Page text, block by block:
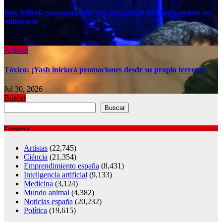
Ben Affleck reacciona ante el gran premio de Quién quiere ser
millonario
Jul 30, 2026
Artistas
Tóxico: ¡Yash iniciará promociones desde su propio terreno!
Jul 30, 2026
Buscar
Buscar
Categorías
Artistas (22,745)
Ciéncia (21,354)
Emprendimiento españa (8,431)
Inteligencia artificial (9,133)
Medicina (3,124)
Mundo animal (4,382)
Noticias españa (20,232)
Política (19,615)